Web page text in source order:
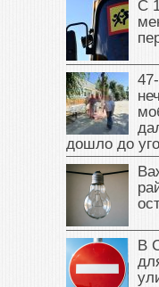
С
дошло до
В